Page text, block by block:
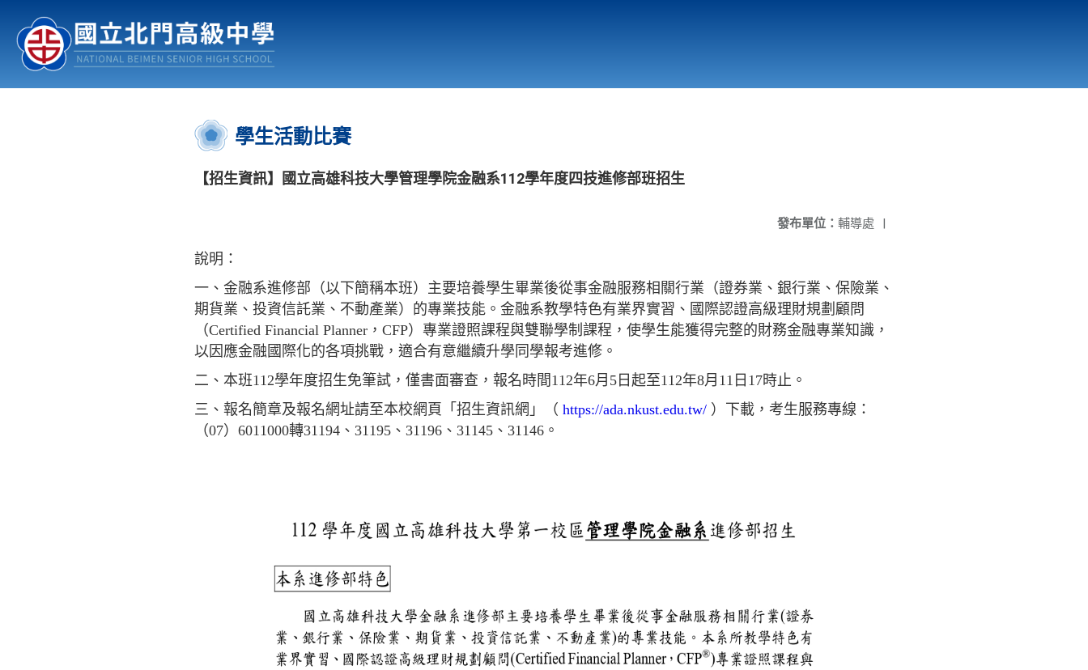
認識北中 行事曆
:::
學生活動比賽
【招生資訊】國立高雄科技大學管理學院金融系112學年度四技進修部班招生
發布單位： 輔導處 |
說明：
一、金融系進修部（以下簡稱本班）主要培養學生畢業後從事金融服務相關行業（證券業、銀行業、保險業、
期貨業、投資信託業、不動產業）的專業技能。金融系教學特色有業界實習、國際認證高級理財規劃顧問
（Certified Financial Planner，CFP）專業證照課程與雙聯學制課程，使學生能獲得完整的財務金融專業知識，
以因應金融國際化的各項挑戰，適合有意繼續升學同學報考進修。
二、本班112學年度招生免筆試，僅書面審查，報名時間112年6月5日起至112年8月11日17時止。
三、報名簡章及報名網址請至本校網頁「招生資訊網」（ https://ada.nkust.edu.tw/ ）下載，考生服務專線：
（07）6011000轉31194、31195、31196、31145、31146。